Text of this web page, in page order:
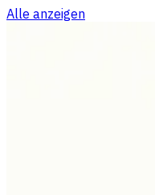
Alle anzeigen